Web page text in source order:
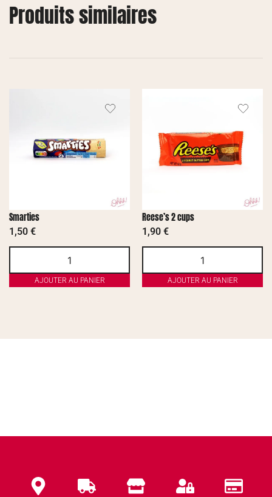
Produits similaires
Smarties
1,50 €
AJOUTER AU PANIER
Reese’s 2 cups
1,90 €
AJOUTER AU PANIER